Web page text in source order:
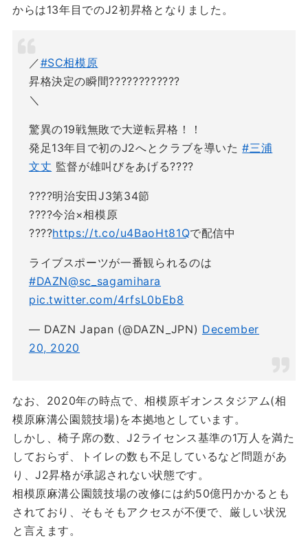
からは13年目でのJ2初昇格となりました。
／#SC相模原
昇格決定の瞬間????????????
＼
驚異の19戦無敗で大逆転昇格！！
発足13年目で初のJ2へとクラブを導いた#三浦
文丈 監督が雄叫びをあげる????
????明治安田J3第34節
????今治×相模原
????https://t.co/u4BaoHt81Qで配信中
ライブスポーツが一番観られるのは
#DAZN@sc_sagamihara
pic.twitter.com/4rfsL0bEb8
— DAZN Japan (@DAZN_JPN) December
20, 2020
なお、2020年の時点で、相模原ギオンスタジアム(相
模原麻溝公園競技場)を本拠地としています。
しかし、椅子席の数、J2ライセンス基準の1万人を満た
しておらず、トイレの数も不足しているなど問題があ
り、J2昇格が承認されない状態です。
相模原麻溝公園競技場の改修には約50億円かかるとも
されており、そもそもアクセスが不便で、厳しい状況
と言えます。